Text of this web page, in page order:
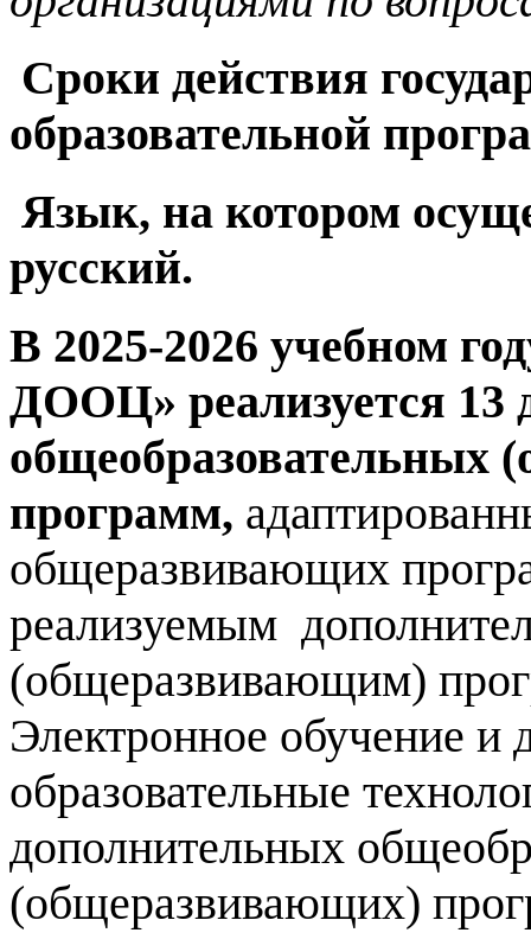
Сроки действия
образовательной
Язык, на котором
русский.
В 2025-2026 учебном
ДООЦ» реализуется 13
общеобразовательных
программ,
общеразвивающих
реализуемым
(общеразвивающим)
Электронное обучение и
образовательные
дополнительных
(общеразвивающих)